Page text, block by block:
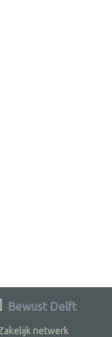
Bewust Delft
netwerk